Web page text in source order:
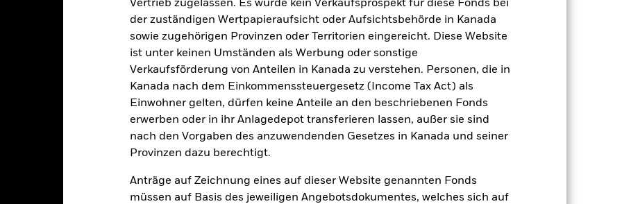
Vertrieb zugelassen. Es wurde kein Verkaufsprospekt für diese Fonds bei
der zuständigen Wertpapieraufsicht oder Aufsichtsbehörde in Kanada
sowie zugehörigen Provinzen oder Territorien eingereicht. Diese Website
ist unter keinen Umständen als Werbung oder sonstige
Verkaufsförderung von Anteilen in Kanada zu verstehen. Personen, die in
Kanada nach dem Einkommenssteuergesetz (Income Tax Act) als
Einwohner gelten, dürfen keine Anteile an den beschriebenen Fonds
erwerben oder in ihr Anlagedepot transferieren lassen, außer sie sind
nach den Vorgaben des anzuwendenden Gesetzes in Kanada und seiner
Provinzen dazu berechtigt.
Anträge auf Zeichnung eines auf dieser Website genannten Fonds
müssen auf Basis des jeweiligen Angebotsdokumentes, welches sich auf
Fondsmanager Positionen Unterlagen
Annualisiert Kumulativ Angaben zu einzelnen Jahren
Diagramm zeigt die Wertentwicklung des Fonds als prozentualer Verlust oder Gewinn pro Jahr in
chart has 1 X axis displaying categories.
chart has 1 Y axis displaying Values. Range: -0.5 to 0.5.